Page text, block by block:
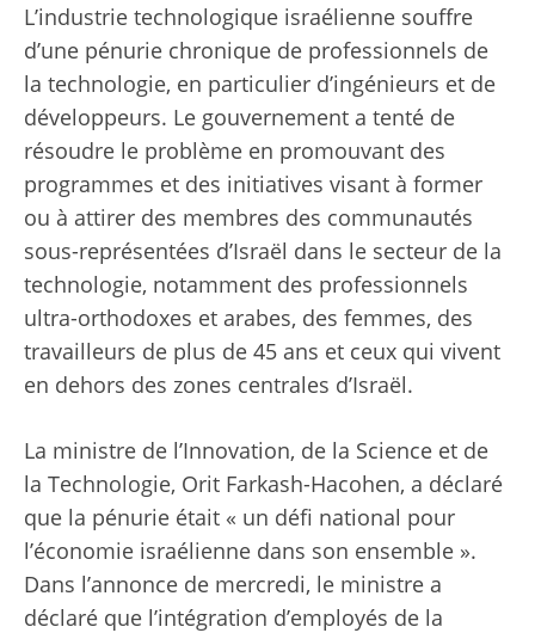
L’industrie technologique israélienne souffre
d’une pénurie chronique de professionnels de
la technologie, en particulier d’ingénieurs et de
développeurs. Le gouvernement a tenté de
résoudre le problème en promouvant des
programmes et des initiatives visant à former
ou à attirer des membres des communautés
sous-représentées d’Israël dans le secteur de la
technologie, notamment des professionnels
ultra-orthodoxes et arabes, des femmes, des
travailleurs de plus de 45 ans et ceux qui vivent
en dehors des zones centrales d’Israël.
La ministre de l’Innovation, de la Science et de
la Technologie, Orit Farkash-Hacohen, a déclaré
que la pénurie était « un défi national pour
l’économie israélienne dans son ensemble ».
Dans l’annonce de mercredi, le ministre a
déclaré que l’intégration d’employés de la